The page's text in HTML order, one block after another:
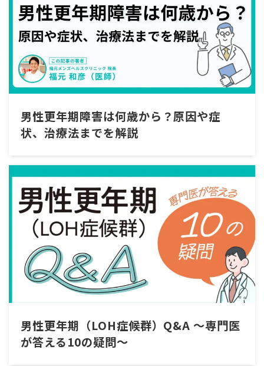
男性更年期障害は何歳から？原因や症
状、治療法までを解説
男性更年期（LOH症候群）Q&A ～専門医
が答える10の疑問～